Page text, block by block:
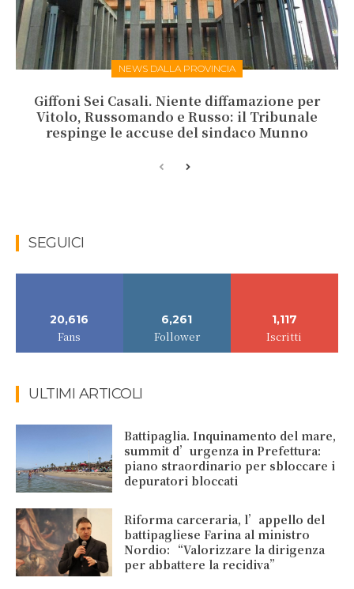
NEWS DALLA PROVINCIA
Giffoni Sei Casali. Niente diffamazione per
Vitolo, Russomando e Russo: il Tribunale
respinge le accuse del sindaco Munno
SEGUICI
20,616
Fans
6,261
Follower
1,117
Iscritti
ULTIMI ARTICOLI
Battipaglia. Inquinamento del mare,
summit d’urgenza in Prefettura:
piano straordinario per sbloccare i
depuratori bloccati
Riforma carceraria, l’appello del
battipagliese Farina al ministro
Nordio: “Valorizzare la dirigenza
per abbattere la recidiva”